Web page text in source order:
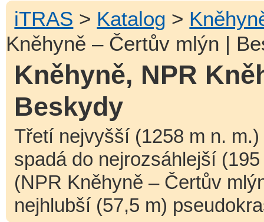
iTRAS > Katalog >
Kněhyně – Čertův mlýn |
Kněhyně, NPR
Beskydy
Třetí nejvyšší (1258 m n.
spadá do nejrozsáhlejší
(NPR Kněhyně – Čertův
nejhlubší (57,5 m)